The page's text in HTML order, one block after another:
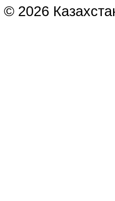
© 2026